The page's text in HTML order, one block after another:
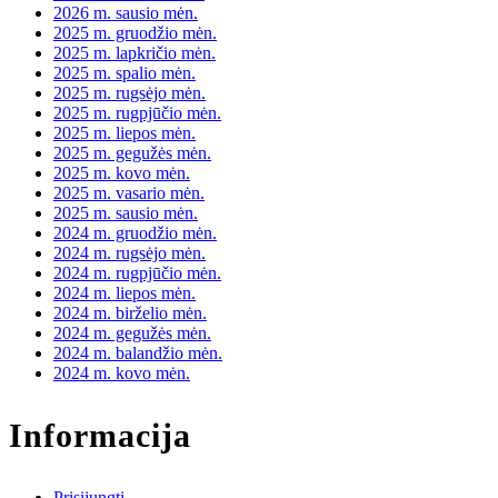
2026 m. sausio mėn.
2025 m. gruodžio mėn.
2025 m. lapkričio mėn.
2025 m. spalio mėn.
2025 m. rugsėjo mėn.
2025 m. rugpjūčio mėn.
2025 m. liepos mėn.
2025 m. gegužės mėn.
2025 m. kovo mėn.
2025 m. vasario mėn.
2025 m. sausio mėn.
2024 m. gruodžio mėn.
2024 m. rugsėjo mėn.
2024 m. rugpjūčio mėn.
2024 m. liepos mėn.
2024 m. birželio mėn.
2024 m. gegužės mėn.
2024 m. balandžio mėn.
2024 m. kovo mėn.
Informacija